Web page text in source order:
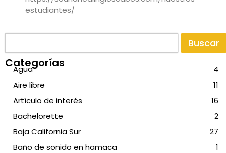
estudiantes/
Buscar
Categorías
Agua
4
Aire libre
11
Artículo de interés
16
Bachelorette
2
Baja California Sur
27
Baño de sonido en hamaca
1